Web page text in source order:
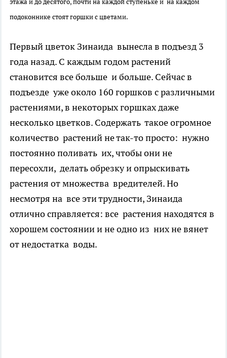
этажа и до десятого, почти на каждой ступеньке и на каждом
подоконнике стоят горшки с цветами.
Первый цветок Зинаида вынесла в подъезд 3
года назад. С каждым годом растений
становится все больше и больше. Сейчас в
подъезде уже около 160 горшков с различными
растениями, в некоторых горшках даже
несколько цветков. Содержать такое огромное
количество растений не так-то просто: нужно
постоянно поливать их, чтобы они не
пересохли, делать обрезку и опрыскивать
растения от множества вредителей. Но
несмотря на все эти трудности, Зинаида
отлично справляется: все растения находятся в
хорошем состоянии и не одно из них не вянет
от недостатка воды.